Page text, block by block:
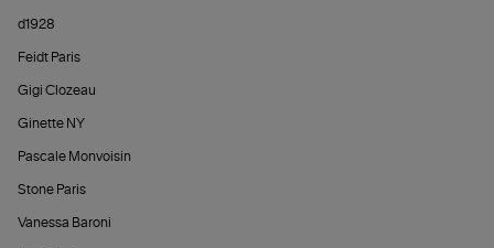
d1928
Feidt Paris
Gigi Clozeau
Ginette NY
Pascale Monvoisin
Stone Paris
Vanessa Baroni